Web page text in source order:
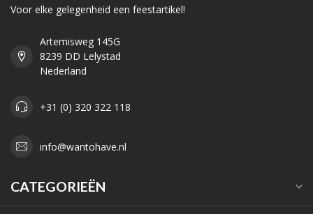
Voor elke gelegenheid een feestartikel!
Artemisweg 145G
8239 DD Lelystad
Nederland
+31 (0) 320 322 118
info@wantohave.nl
CATEGORIEËN